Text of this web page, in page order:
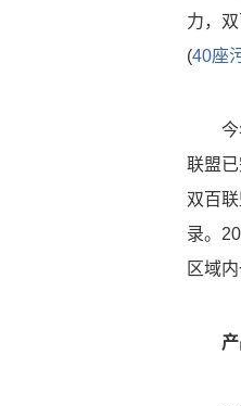
力，
(40座
联盟
双百
录。
区域